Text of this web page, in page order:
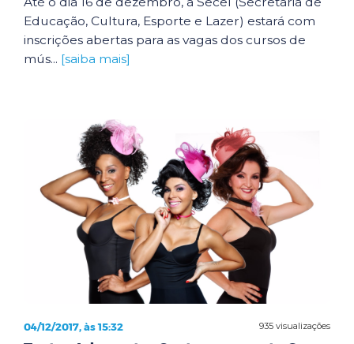
Educação, Cultura, Esporte e Lazer) estará com
inscrições abertas para as vagas dos cursos de
mús... [saiba mais]
935 visualizações
04/12/2017, às 15:32